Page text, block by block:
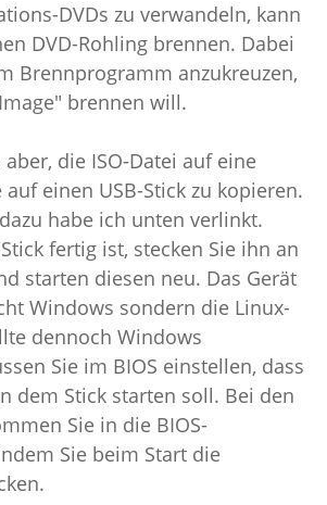
DVDs zu verwandeln, kann
DVD-Rohling brennen. Dabei
Brennprogramm anzukreuzen,
brennen will.
die ISO-Datei auf eine
auf einen USB-Stick zu kopieren.
habe ich unten verlinkt.
fertig ist, stecken Sie ihn an
starten diesen neu. Das Gerät
Windows sondern die Linux-
dennoch Windows
Sie im BIOS einstellen, dass
dem Stick starten soll. Bei den
Sie in die BIOS-
Sie beim Start die